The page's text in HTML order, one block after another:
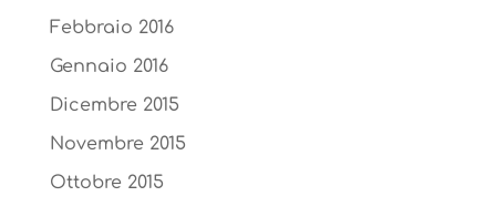
Febbraio 2016
Gennaio 2016
Dicembre 2015
Novembre 2015
Ottobre 2015